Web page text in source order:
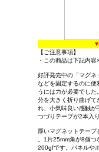
【ご注意事項】
・この商品は下記内容
好評発売中の「マグネ
などを固定するのに便
うには力が必要でし
分を大きく折り曲げて
れ、小気味良い感触が
つづりテープが2本入り
厚いマグネットテー
。1片25mm角が8個
200gfです。パネルや